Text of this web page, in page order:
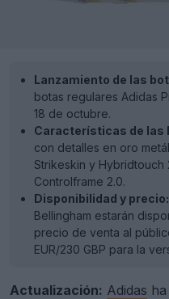
Lanzamiento de las
botas regulares Adidas
18 de octubre.
Características de las
con detalles en oro
Strikeskin y
Controlframe 2.0.
Disponibilidad y precio:
Bellingham estarán
precio de venta al
EUR/230 GBP para la
Actualización: Adidas